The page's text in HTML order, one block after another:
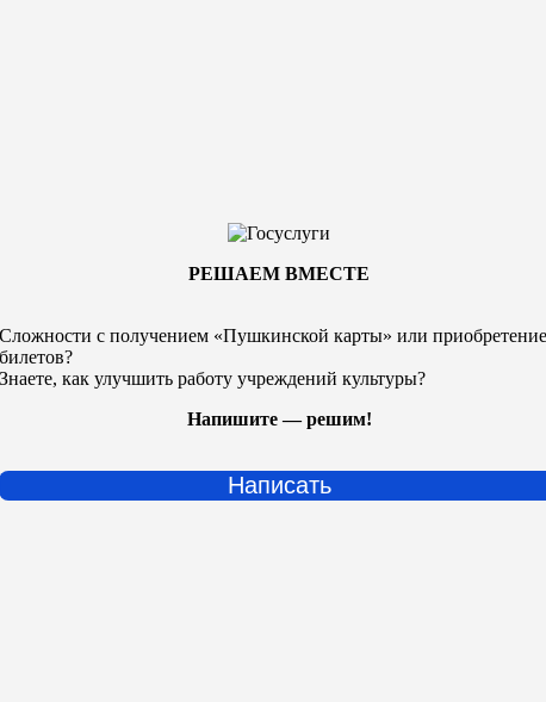
РЕШАЕМ ВМЕСТЕ
Сложности с получением «Пушкинской карты» или
билетов?
Знаете, как улучшить работу учреждений культуры?
Напишите — решим!
Написать